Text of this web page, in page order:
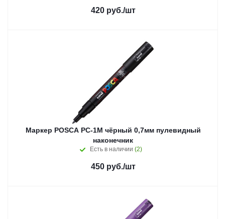
420руб./шт
Маркер POSCA PC-1M чёрный 0,7мм пулевидный
наконечник
Есть в наличии (2)
450руб./шт